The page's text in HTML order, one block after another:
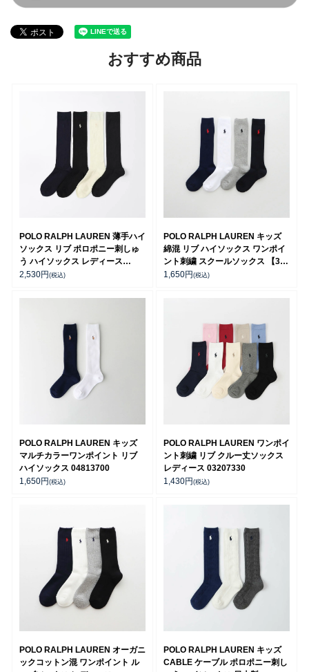
おすすめ商品
POLO RALPH LAUREN 薄手ハイ
ソックス リブ ポロポニー刺しゅ
う ハイソックス レディース
03217500
2,530円(税込)
POLO RALPH LAUREN キッズ
綿混 リブ ハイソックス ワンポイ
ント刺繍 スクールソックス 【365
日最短翌日発送】 04873500
1,650円(税込)
POLO RALPH LAUREN キッズ
マルチカラーワンポイント リブ
ハイソックス 04813700
1,650円(税込)
POLO RALPH LAUREN ワンポイ
ント刺繍 リブ クルー丈ソックス
レディース 03207330
1,430円(税込)
POLO RALPH LAUREN オーガニ
ックコットン混 ワンポイント ル
POLO RALPH LAUREN キッズ
CABLE ケーブル ポロポニー刺し